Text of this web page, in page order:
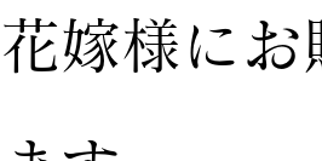
花嫁様にお